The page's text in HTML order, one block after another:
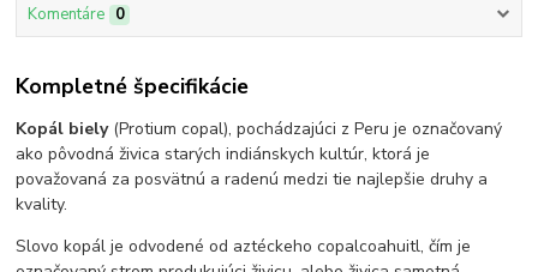
Komentáre 0
Kompletné špecifikácie
Kopál biely(Protium copal), pochádzajúci z Peru je označovaný
ako pôvodná živica starých indiánskych kultúr, ktorá je
považovaná za posvätnú a radenú medzi tie najlepšie druhy a
kvality.
Slovo kopál je odvodené od aztéckeho copalcoahuitl, čím je